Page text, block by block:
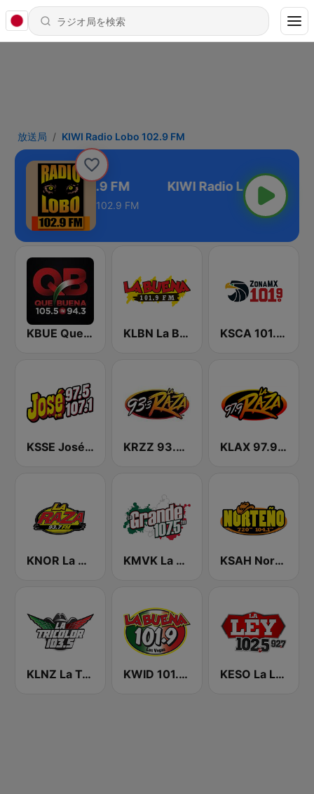
放送局 KIWI Radio Lobo 102.9 FM
Lobo 102.9 FM
102.9 FM
KBUE Que Buena 105.5 / 94.3 FM (US Only) KLBN La Buena 101.9 FM KSCA 101.9 Los Angeles FM (US Only)
KSSE José 97.5 y 107.1 KRZZ 93.3 La Raza FM KLAX 97.9 La Raza FM
KNOR La Raza 93.7 (US Only) KMVK La Grande 107.5 FM KSAH Norteño 720 y 104.1
KLNZ La Tricolor 103.5 FM KWID 101.9 La Buena KESO La Ley 102.5 and 92.7 FM